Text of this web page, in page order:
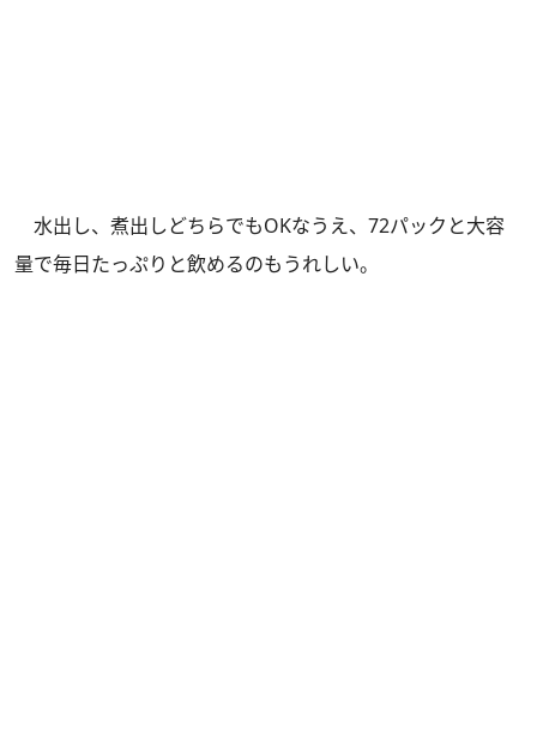
水出し、煮出しどちらでもOKなうえ、72パックと大容
量で毎日たっぷりと飲めるのもうれしい。